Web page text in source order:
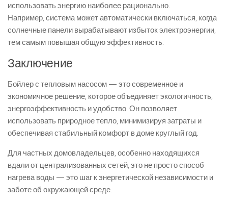
использовать энергию наиболее рационально.
Например, система может автоматически включаться, когда
солнечные панели вырабатывают избыток электроэнергии,
тем самым повышая общую эффективность.
Заключение
Бойлер с тепловым насосом — это современное и
экономичное решение, которое объединяет экологичность,
энергоэффективность и удобство. Он позволяет
использовать природное тепло, минимизируя затраты и
обеспечивая стабильный комфорт в доме круглый год.
Для частных домовладельцев, особенно находящихся
вдали от централизованных сетей, это не просто способ
нагрева воды — это шаг к энергетической независимости и
заботе об окружающей среде.